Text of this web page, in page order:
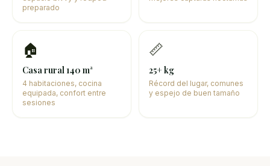
preparado
🏠
Casa rural 140 m²
4 habitaciones, cocina
equipada, confort entre
sesiones
📏
25+ kg
Récord del lugar, comunes
y espejo de buen tamaño